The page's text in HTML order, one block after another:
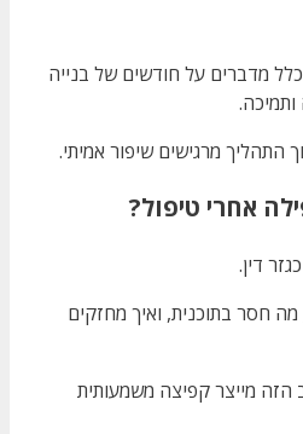
מדברים על חודשים של בנייה
התהליך מרגישים שיפור אמיתי.
אחרי טיפול?
דין.
חסר בתוכנית, ואיך מחזקים
מייצר קפיצה משמעותית